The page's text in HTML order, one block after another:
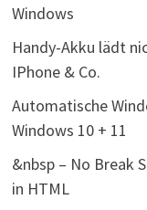
Windows
Handy-Akku lädt
IPhone & Co.
Automatische
Windows 10 + 11
&nbsp – No Break
in HTML